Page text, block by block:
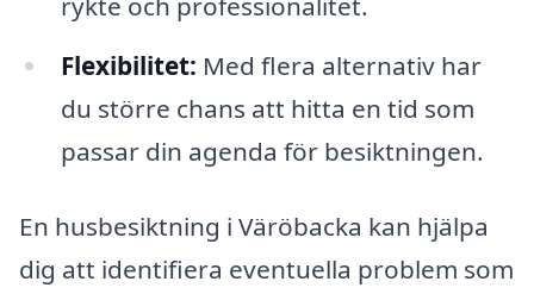
Flexibilitet: Med flera alternativ har
du större chans att hitta en tid som
passar din agenda för besiktningen.
En husbesiktning i Väröbacka kan hjälpa
dig att identifiera eventuella problem som